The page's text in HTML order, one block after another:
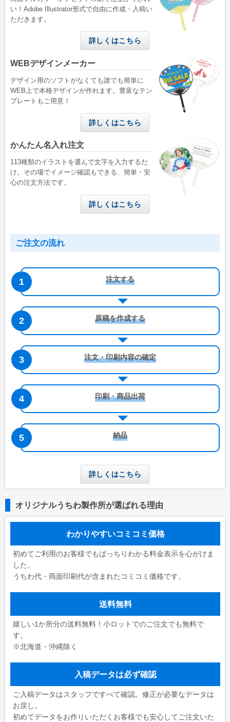
い！Adobe Illustrator形式で自由に作成・入稿い
ただきます。
詳しくはこちら
WEBデザインメーカー
デザイン用のソフトがなくても誰でも簡単に
WEB上で本格デザインが作れます。豊富なテン
プレートもご用意！
詳しくはこちら
かんたん名入れ注文
113種類のイラストを選んで文字を入力するだ
け。その場でイメージ確認もできる、簡単・安
心の注文方法です。
詳しくはこちら
ご注文の流れ
注文する
原稿を作成する
注文・印刷内容の確定
印刷・商品出荷
納品
詳しくはこちら
オリジナルうちわ製作所が選ばれる理由
わかりやすいコミコミ価格
初めてご利用のお客様でもばっちりわかる料金表示を心がけま
した。
うちわ代・両面印刷代が含まれたコミコミ価格です。
送料無料
嬉しい1か所分の送料無料！小ロットでのご注文でも無料で
す。
※北海道・沖縄除く
入稿データは必ず確認
ご入稿データはスタッフですべて確認。修正が必要なデータは
お戻し。
初めてデータをお作りいただくお客様でも安心してご注文いた